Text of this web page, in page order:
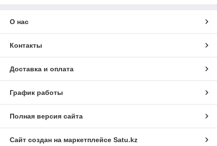
О нас
Контакты
Доставка и оплата
График работы
Полная версия сайта
Сайт создан на маркетплейсе Satu.kz